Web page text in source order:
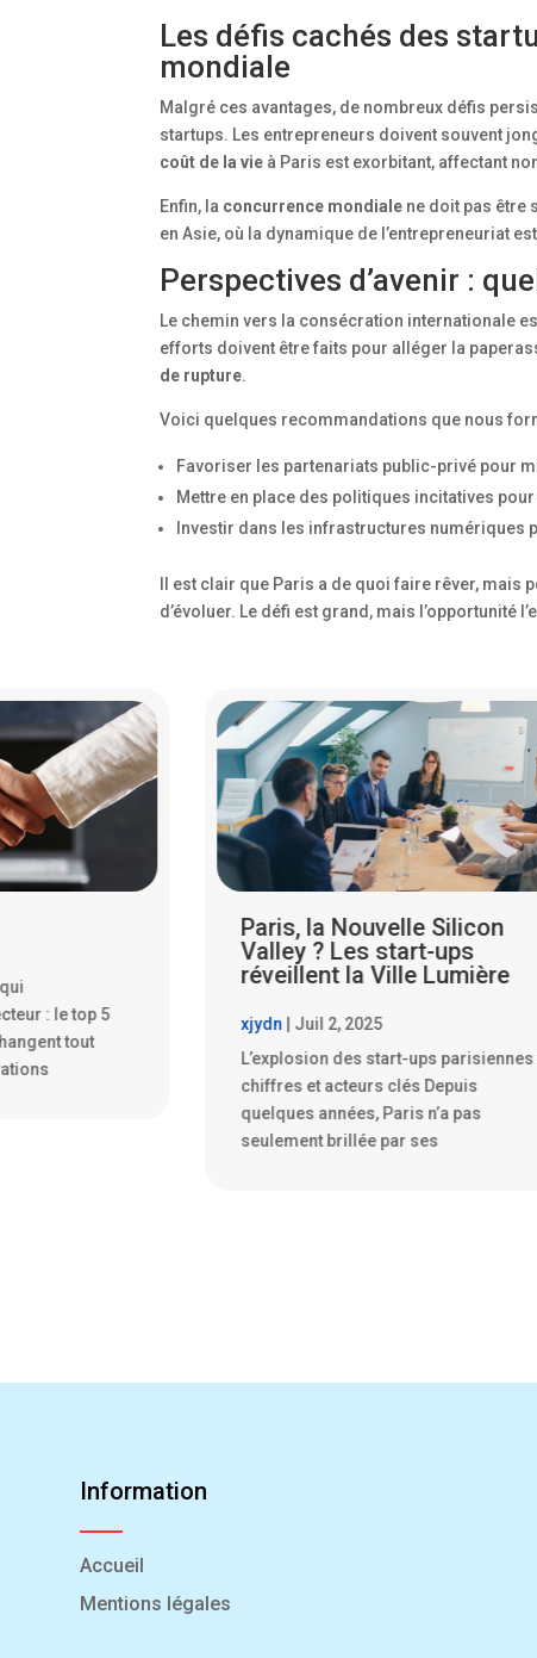
Les défis cachés des
mondiale
Malgré ces avantages, de nombreux défis
startups. Les entrepreneurs doivent souvent
coût de la vie à Paris est exorbitant, affectant
Enfin, la concurrence mondiale ne doit pas être
en Asie, où la dynamique de l’entrepreneuriat
Perspectives d’avenir :
Le chemin vers la consécration internationale
efforts doivent être faits pour alléger la
de rupture.
Voici quelques recommandations que nous
Favoriser les partenariats public-privé pour
Mettre en place des politiques incitatives
Investir dans les infrastructures
Il est clair que Paris a de quoi faire rêver,
d’évoluer. Le défi est grand, mais l’opportunité
parisiennes :
Les Start-ups Parisiennes
Qui Font Trembler la Silicon
Valley
xjydn
Juil 14, 2025
La France, traditionnellement terre de
culture et de gastronomie, est en train
de se faire une place sur la
Information
Accueil
Mentions légales